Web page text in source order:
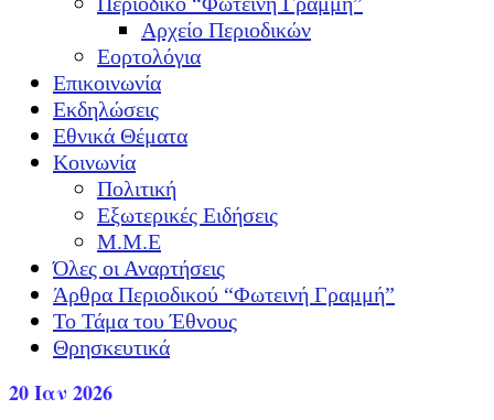
Αρχείο Περιοδικών
Εορτολόγια
Επικοινωνία
Εκδηλώσεις
Εθνικά Θέματα
Κοινωνία
Πολιτική
Εξωτερικές Ειδήσεις
Μ.Μ.Ε
Όλες οι Αναρτήσεις
Άρθρα Περιοδικού “Φωτεινή Γραμμή”
Το Τάμα του Έθνους
Θρησκευτικά
20Ιαν 2026